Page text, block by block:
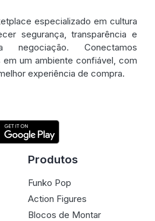
especializado em cultura
segurança, transparência e
Conectamos
um ambiente confiável, com
experiência de compra.
Produtos
Funko Pop
Action Figures
Blocos de Montar